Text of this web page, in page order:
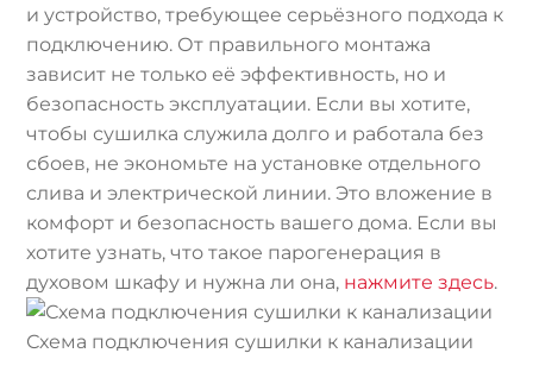
и устройство, требующее серьёзного подхода к
подключению. От правильного монтажа
зависит не только её эффективность, но и
безопасность эксплуатации. Если вы хотите,
чтобы сушилка служила долго и работала без
сбоев, не экономьте на установке отдельного
слива и электрической линии. Это вложение в
комфорт и безопасность вашего дома. Если вы
хотите узнать, что такое парогенерация в
духовом шкафу и нужна ли она, нажмите здесь.
Схема подключения сушилки к канализации